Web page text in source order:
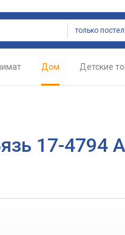
Дом Детские
17-4794